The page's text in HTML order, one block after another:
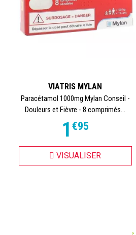
VIATRIS MYLAN
Paracétamol 1000mg Mylan Conseil -
Douleurs et Fièvre - 8 comprimés...
1 €95
VISUALISER